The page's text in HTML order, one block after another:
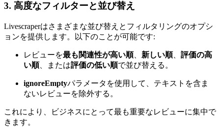
3. 高度なフィルターと並び替え
Livescraperはさまざまな並び替えとフィルタリングのオプシ
ョンを提供します。以下のことが可能です:
レビューを最も関連性が高い順、 新しい順、 評価の高
い順、または評価の低い順で並び替える。
ignoreEmptyパラメータを使用して、テキストを含ま
ないレビューを除外する。
これにより、ビジネスにとって最も重要なレビューに集中で
きます。